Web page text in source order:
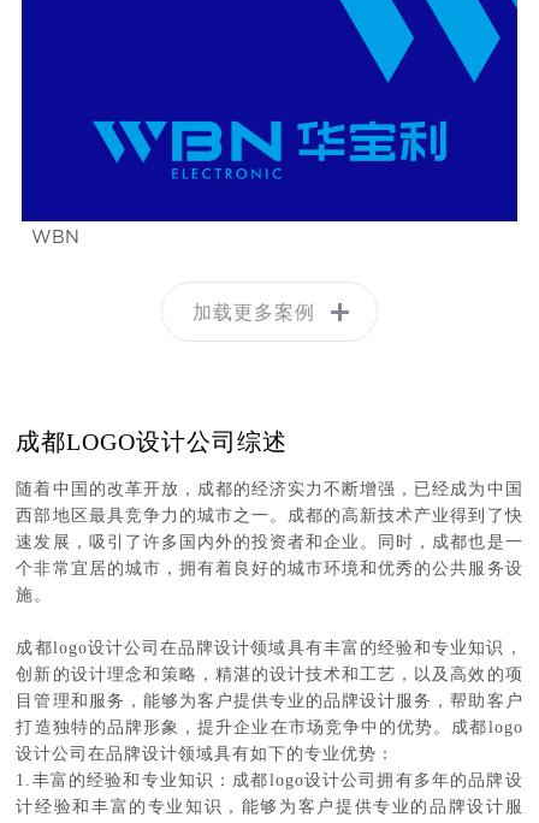
WBN
加载更多案例
成都LOGO设计公司综述
随着中国的改革开放，成都的经济实力不断增强，已经成为中国
西部地区最具竞争力的城市之一。成都的高新技术产业得到了快
速发展，吸引了许多国内外的投资者和企业。同时，成都也是一
个非常宜居的城市，拥有着良好的城市环境和优秀的公共服务设
施。
成都logo设计公司在品牌设计领域具有丰富的经验和专业知识，
创新的设计理念和策略，精湛的设计技术和工艺，以及高效的项
目管理和服务，能够为客户提供专业的品牌设计服务，帮助客户
打造独特的品牌形象，提升企业在市场竞争中的优势。成都logo
设计公司在品牌设计领域具有如下的专业优势：
1.丰富的经验和专业知识：成都logo设计公司拥有多年的品牌设
计经验和丰富的专业知识，能够为客户提供专业的品牌设计服